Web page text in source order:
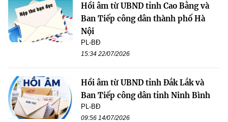
Hồi âm từ UBND tỉnh Cao Bằng và
Ban Tiếp công dân thành phố Hà
Nội
PL-BĐ
15:34 22/07/2026
Hồi âm từ UBND tỉnh Đắk Lắk và
Ban Tiếp công dân tỉnh Ninh Bình
PL-BĐ
09:56 14/07/2026